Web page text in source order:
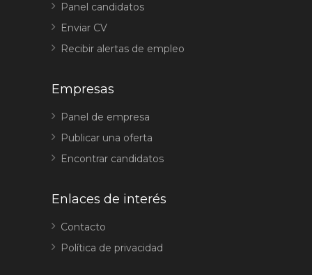
Panel candidatos
Enviar CV
Recibir alertas de empleo
Empresas
Panel de empresa
Publicar una oferta
Encontrar candidatos
Enlaces de interés
Contacto
Política de privacidad